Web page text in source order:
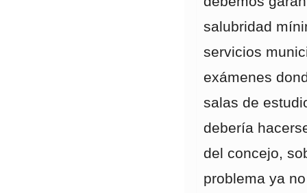
salubridad
servicios
exámenes
salas de
debería
del concejo,
problema ya